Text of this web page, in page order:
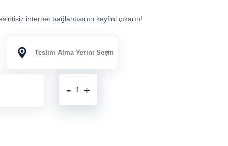
internet bağlantısının keyfini çıkarın!
+
-